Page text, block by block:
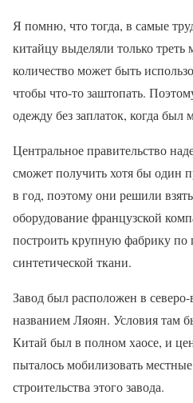
Я помню, что тогда, в самые
китайцу выделяли только треть
количество может быть
чтобы что-то заштопать.
одежду без заплаток, когда был
Центральное правительство
сможет получить хотя бы один
в год, поэтому они решили
оборудование французской
построить крупную фабрику по
синтетической ткани.
Завод был расположен в
названием Ляоян. Условия там
Китай был в полном хаосе, и
пыталось мобилизовать
строительства этого завода.